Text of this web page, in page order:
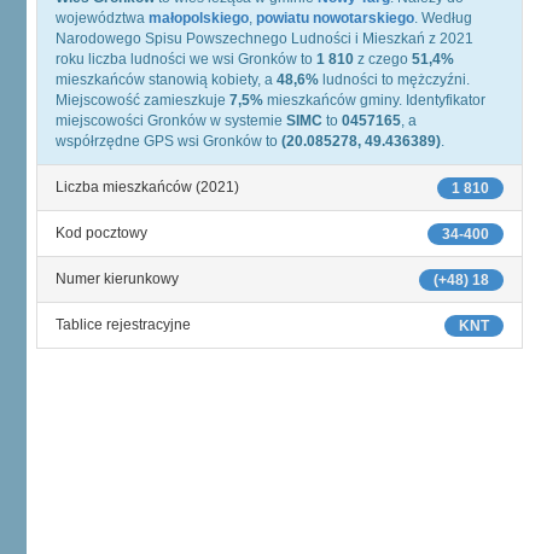
województwa małopolskiego, powiatu nowotarskiego. Według
Narodowego Spisu Powszechnego Ludności i Mieszkań z 2021
roku liczba ludności we wsi Gronków to 1 810 z czego 51,4%
mieszkańców stanowią kobiety, a 48,6% ludności to mężczyźni.
Miejscowość zamieszkuje 7,5% mieszkańców gminy. Identyfikator
miejscowości Gronków w systemie SIMC to 0457165, a
współrzędne GPS wsi Gronków to (20.085278, 49.436389).
1 810
Liczba mieszkańców (2021)
34-400
Kod pocztowy
(+48) 18
Numer kierunkowy
KNT
Tablice rejestracyjne